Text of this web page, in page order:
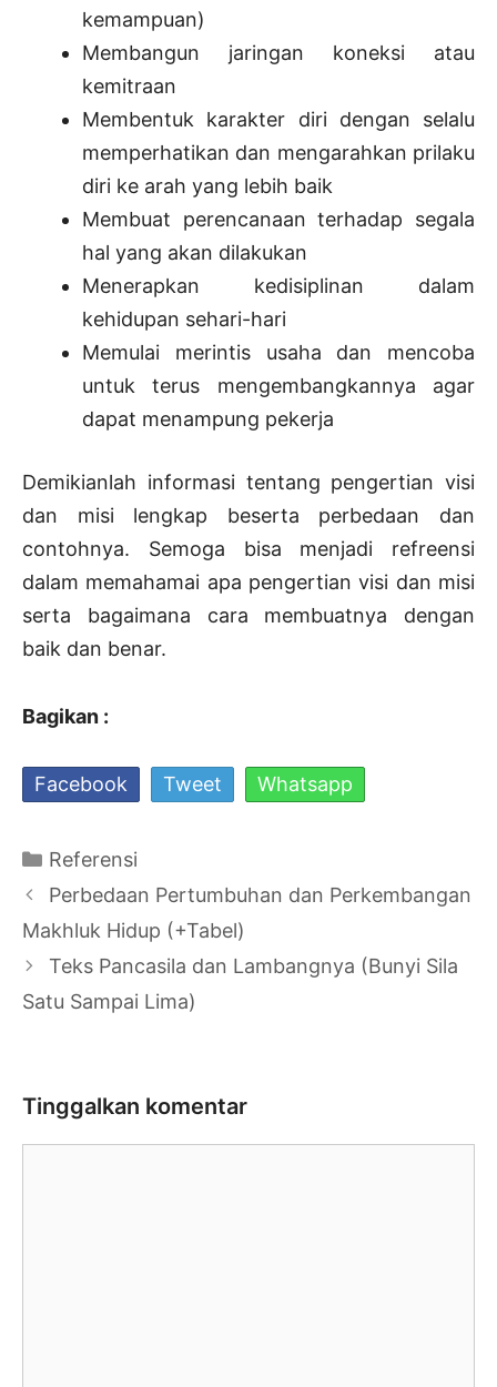
kemampuan)
Membangun jaringan koneksi atau
kemitraan
Membentuk karakter diri dengan selalu
memperhatikan dan mengarahkan prilaku
diri ke arah yang lebih baik
Membuat perencanaan terhadap segala
hal yang akan dilakukan
Menerapkan kedisiplinan dalam
kehidupan sehari-hari
Memulai merintis usaha dan mencoba
untuk terus mengembangkannya agar
dapat menampung pekerja
Demikianlah informasi tentang pengertian visi
dan misi lengkap beserta perbedaan dan
contohnya. Semoga bisa menjadi refreensi
dalam memahamai apa pengertian visi dan misi
serta bagaimana cara membuatnya dengan
baik dan benar.
Bagikan :
Facebook Tweet Whatsapp
Kategori
Referensi
Navigasi
Tulisan
Perbedaan Pertumbuhan dan Perkembangan
Makhluk Hidup (+Tabel)
Teks Pancasila dan Lambangnya (Bunyi Sila
Satu Sampai Lima)
Tinggalkan komentar